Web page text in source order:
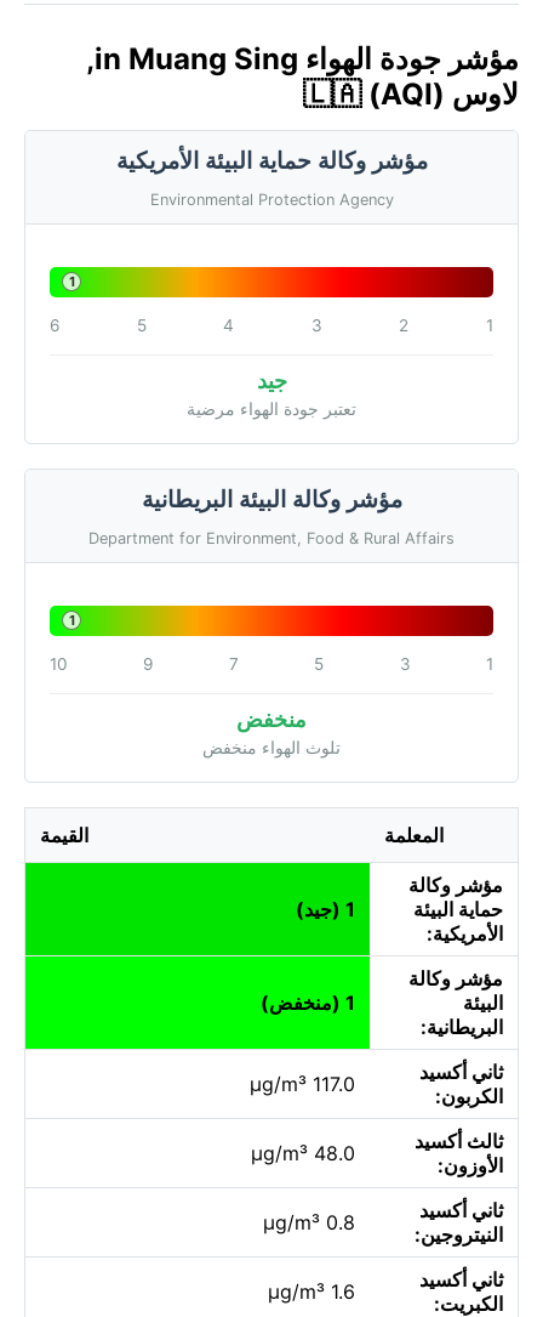
مؤشر جودة الهواء in Muang Sing,
لاوس 🇱🇦 (AQI)
مؤشر وكالة حماية البيئة الأمريكية
Environmental Protection Agency
1
1
2
3
4
5
6
جيد
تعتبر جودة الهواء مرضية
مؤشر وكالة البيئة البريطانية
Department for Environment, Food & Rural Affairs
1
1
3
5
7
9
10
منخفض
تلوث الهواء منخفض
المعلمة القيمة
مؤشر وكالة
حماية البيئة
الأمريكية:
1 (جيد)
مؤشر وكالة
البيئة
البريطانية:
1 (منخفض)
ثاني أكسيد
الكربون:
117.0 µg/m³
ثالث أكسيد
الأوزون:
48.0 µg/m³
ثاني أكسيد
النيتروجين:
0.8 µg/m³
ثاني أكسيد
الكبريت:
1.6 µg/m³